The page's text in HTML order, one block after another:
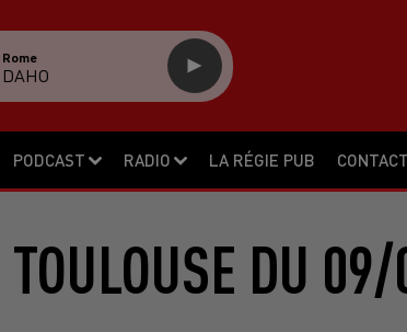
PODCAST RADIO LA RÉGIE PUB CONTACT
TOULOUSE DU